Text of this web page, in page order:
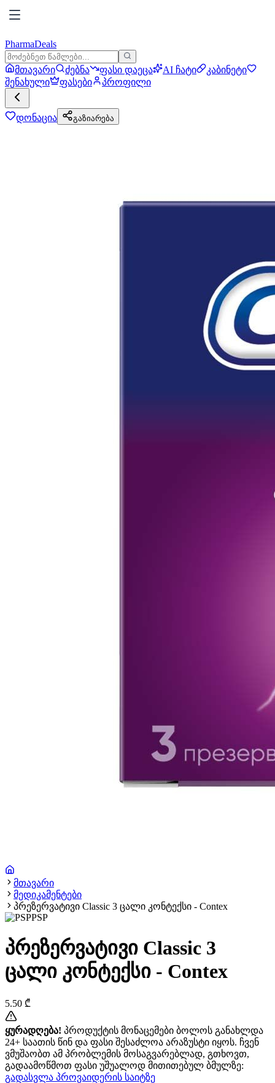
PharmaDeals
მთავარი ძებნა ფასი დაეცა AI ჩატი
კაბინეტი
შენახული
ფასები პროფილი
დონაცია გაზიარება
მთავარი
მედიკამენტები
პრეზერვატივი Classic 3 ცალი კონტექსი - Contex
PSP
პრეზერვატივი Classic 3
ცალი კონტექსი - Contex
5.50 ₾
ყურადღება! პროდუქტის მონაცემები ბოლოს განახლდა
24+ საათის წინ და ფასი შესაძლოა არაზუსტი იყოს. ჩვენ
ვმუშაობთ ამ პრობლემის მოსაგვარებლად, გთხოვთ,
გადაამოწმოთ ფასი უშუალოდ მითითებულ ბმულზე:
გადასვლა პროვაიდერის საიტზე